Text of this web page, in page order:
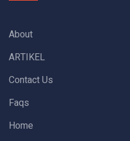
About
ARTIKEL
Contact Us
Faqs
Home